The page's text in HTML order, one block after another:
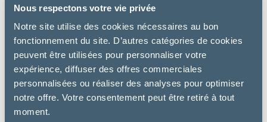
Nous respectons votre vie privée
Notre site utilise des cookies nécessaires au bon
fonctionnement du site. D’autres catégories de cookies
peuvent être utilisées pour personnaliser votre
expérience, diffuser des offres commerciales
personnalisées ou réaliser des analyses pour optimiser
notre offre. Votre consentement peut être retiré à tout
moment.